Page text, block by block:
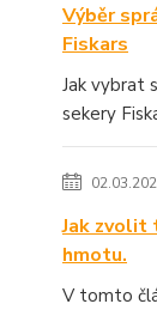
Výběr
Fiskars
Jak vybrat
sekery
Jak zvolit
hmotu.
V tomto